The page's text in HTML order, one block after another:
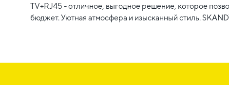
TV+RJ45 - отличное, выгодное решение, которое
бюджет. Уютная атмосфера и изысканный стиль.